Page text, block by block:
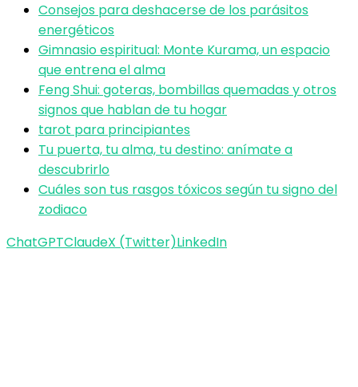
Consejos para deshacerse de los parásitos
energéticos
Gimnasio espiritual: Monte Kurama, un espacio
que entrena el alma
Feng Shui: goteras, bombillas quemadas y otros
signos que hablan de tu hogar
tarot para principiantes
Tu puerta, tu alma, tu destino: anímate a
descubrirlo
Cuáles son tus rasgos tóxicos según tu signo del
zodiaco
ChatGPTClaudeX (Twitter)LinkedIn